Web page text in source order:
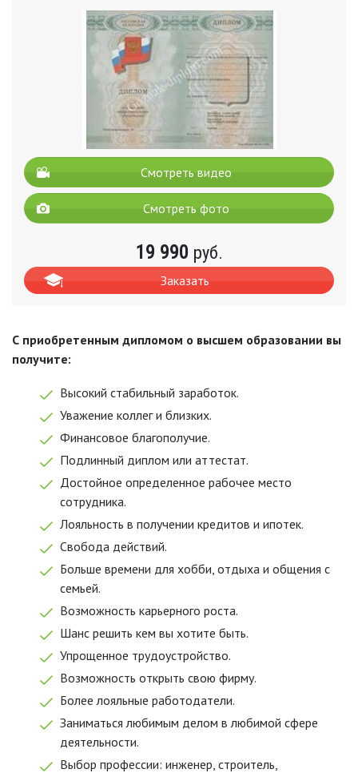
Смотреть видео
Смотреть фото
19 990 руб.
Заказать
С приобретенным дипломом о высшем образовании вы
получите:
Высокий стабильный заработок.
Уважение коллег и близких.
Финансовое благополучие.
Подлинный диплом или аттестат.
Достойное определенное рабочее место
сотрудника.
Лояльность в получении кредитов и ипотек.
Свобода действий.
Больше времени для хобби, отдыха и общения с
семьей.
Возможность карьерного роста.
Шанс решить кем вы хотите быть.
Упрощенное трудоустройство.
Возможность открыть свою фирму.
Более лояльные работодатели.
Заниматься любимым делом в любимой сфере
деятельности.
Выбор профессии: инженер, строитель,